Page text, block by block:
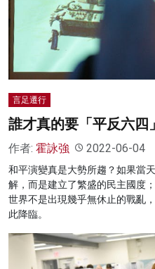
言足遷行
誰才真的要「平反六四
作者: 霍詠強 2022-06-04
和平演變真是大勢所趨？如果當
解，而是建立了繁盛的民主國度
世界不是出現幾乎無休止的戰亂
此降臨。